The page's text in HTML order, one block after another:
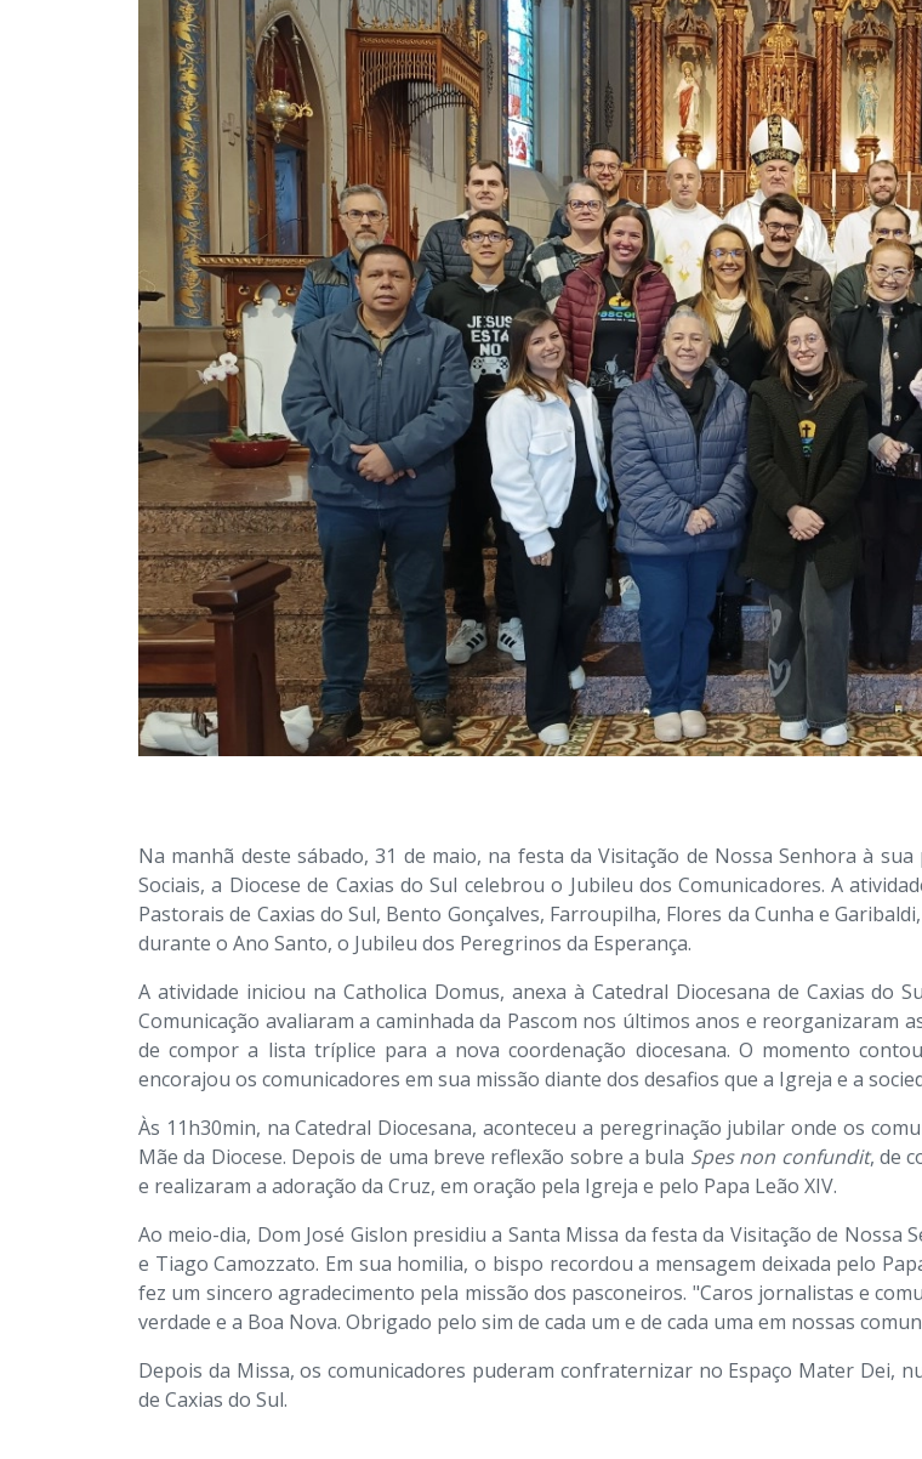
Na manhã deste sábado, 31 de maio, na festa da Visitação de Nossa Senhora à
Sociais, a Diocese de Caxias do Sul celebrou o Jubileu dos Comunicadores. A
Pastorais de Caxias do Sul, Bento Gonçalves, Farroupilha, Flores da Cunha e
durante o Ano Santo, o Jubileu dos Peregrinos da Esperança.
A atividade iniciou na Catholica Domus, anexa à Catedral Diocesana de Caxias do
Comunicação avaliaram a caminhada da Pascom nos últimos anos e reorganizaram
de compor a lista tríplice para a nova coordenação diocesana. O momento
encorajou os comunicadores em sua missão diante dos desafios que a Igreja e a
Às 11h30min, na Catedral Diocesana, aconteceu a peregrinação jubilar onde os
Mãe da Diocese. Depois de uma breve reflexão sobre a bula Spes non confundit, de
e realizaram a adoração da Cruz, em oração pela Igreja e pelo Papa Leão XIV.
Ao meio-dia, Dom José Gislon presidiu a Santa Missa da festa da Visitação de Nossa
e Tiago Camozzato. Em sua homilia, o bispo recordou a mensagem deixada pelo
fez um sincero agradecimento pela missão dos pasconeiros. "Caros jornalistas e
verdade e a Boa Nova. Obrigado pelo sim de cada um e de cada uma em nossas
Depois da Missa, os comunicadores puderam confraternizar no Espaço Mater Dei,
de Caxias do Sul.